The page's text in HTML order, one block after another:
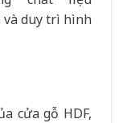
và duy trì hình
cửa gỗ HDF,